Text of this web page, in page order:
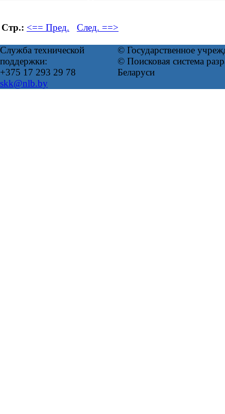
Стр.: <== Пред. След. ==>
Служба технической
поддержки:
+375 17 293 29 78
skk@nlb.by
© Государственное
© Поисковая система
Беларуси